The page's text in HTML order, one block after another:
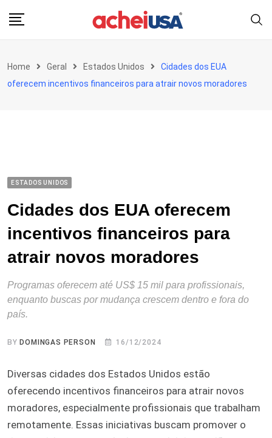
Home Geral Estados Unidos
Cidades dos EUA
oferecem incentivos financeiros para atrair novos moradores
ESTADOS UNIDOS
Cidades dos EUA oferecem
incentivos financeiros para
atrair novos moradores
Programas oferecem até US$ 15 mil para profissionais,
enquanto buscas por mudança crescem dentro e fora do
país.
BYDOMINGAS PERSON 16/12/2024
Diversas cidades dos Estados Unidos estão
oferecendo incentivos financeiros para atrair novos
moradores, especialmente profissionais que trabalham
remotamente. Essas iniciativas buscam promover o